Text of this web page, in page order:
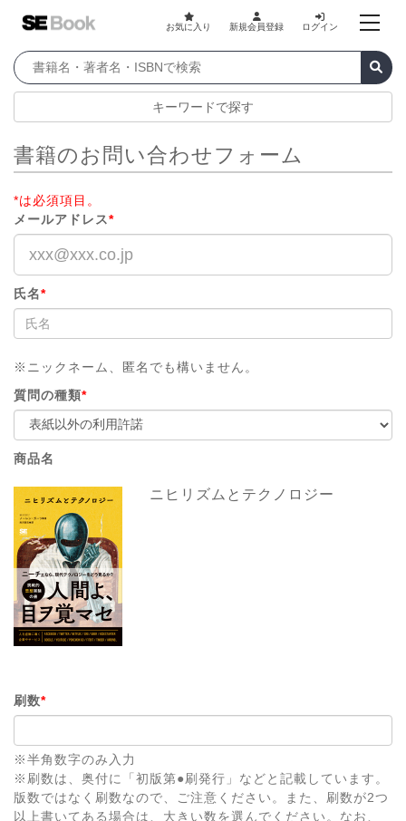
お気に入り 新規会員登録 ログイン
キーワードで探す
書籍のお問い合わせフォーム
*は必須項目。
メールアドレス*
氏名*
※ニックネーム、匿名でも構いません。
質問の種類*
商品名
ニヒリズムとテクノロジー
刷数*
※半角数字のみ入力
※刷数は、奥付に「初版第●刷発行」などと記載しています。
版数ではなく刷数なので、ご注意ください。また、刷数が2つ
以上書いてある場合は、大きい数を選んでください。なお、